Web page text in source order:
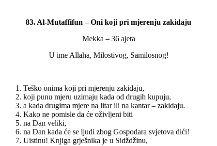
83. Al-Mutaffifun – Oni koji pri mjerenju zakidaju
Mekka – 36 ajeta
U ime Allaha, Milostivog, Samilosnog!
Teško onima koji pri mjerenju zakidaju,
koji punu mjeru uzimaju kada od drugih kupuju,
a kada drugima mjere na litar ili na kantar – zakidaju.
Kako ne pomisle da će oživljeni biti
na Dan veliki,
na Dan kada će se ljudi zbog Gospodara svjetova dići!
Uistinu! Knjiga grješnika je u Sidždžinu,